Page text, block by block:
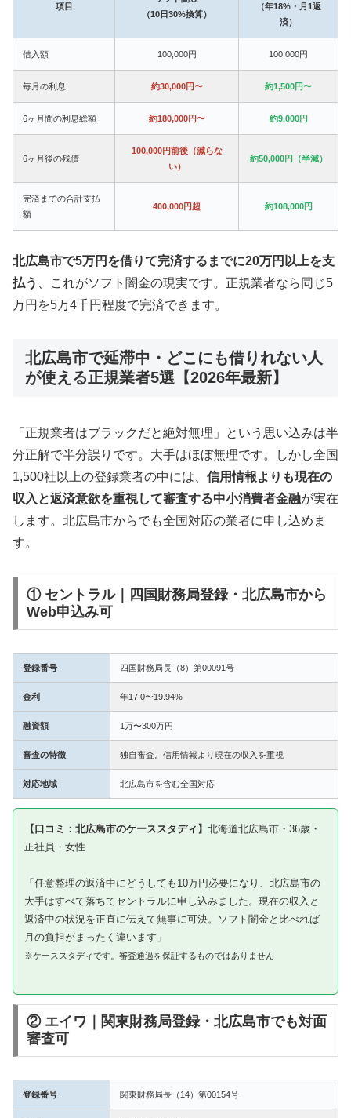
項目
（10日30%換算）
（年18%・月1返
済）
借入額 100,000円 100,000円
毎月の利息 約30,000円〜 約1,500円〜
6ヶ月間の利息総額 約180,000円〜 約9,000円
6ヶ月後の残債
100,000円前後（減らな
い）
約50,000円（半減）
完済までの合計支払
額
400,000円超 約108,000円
北広島市で5万円を借りて完済するまでに20万円以上を支
払う
、これがソフト闇金の現実です。正規業者なら同じ5
万円を5万4千円程度で完済できます。
北広島市で延滞中・どこにも借りれない人
が使える正規業者5選【2026年最新】
「正規業者はブラックだと絶対無理」という思い込みは半
分正解で半分誤りです。大手はほぼ無理です。しかし全国
1,500社以上の登録業者の中には、 信用情報よりも現在の
収入と返済意欲を重視して審査する中小消費者金融が実在
します。北広島市からでも全国対応の業者に申し込めま
す。
① セントラル｜四国財務局登録・北広島市から
Web申込み可
登録番号 四国財務局長（8）第00091号
金利 年17.0〜19.94%
融資額 1万〜300万円
審査の特徴 独自審査。信用情報より現在の収入を重視
対応地域 北広島市を含む全国対応
【口コミ：北広島市のケーススタディ】 北海道北広島市・36歳・
正社員・女性
「任意整理の返済中にどうしても10万円必要になり、北広島市の
大手はすべて落ちてセントラルに申し込みました。現在の収入と
返済中の状況を正直に伝えて無事に可決。ソフト闇金と比べれば
月の負担がまったく違います」
※ケーススタディです。審査通過を保証するものではありません
② エイワ｜関東財務局登録・北広島市でも対面
審査可
登録番号 関東財務局長（14）第00154号